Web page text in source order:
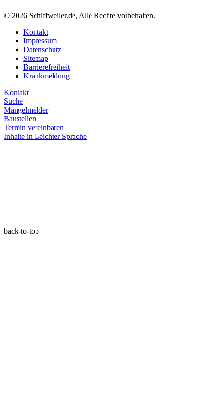
© 2026 Schiffweiler.de, Alle Rechte vorbehalten.
Kontakt
Impressum
Datenschutz
Sitemap
Barrierefreiheit
Krankmeldung
Kontakt
Suche
Mängelmelder
Baustellen
Termin vereinbaren
Inhalte in Leichter Sprache
back-to-top